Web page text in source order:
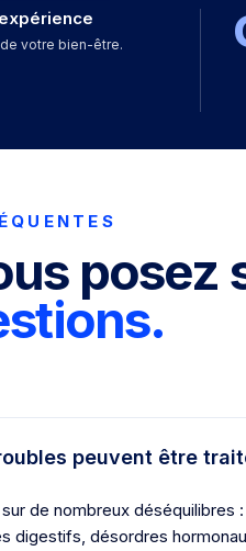
votre bien-être.
posez
peuvent être
sur de nombreux
digestifs, désordres